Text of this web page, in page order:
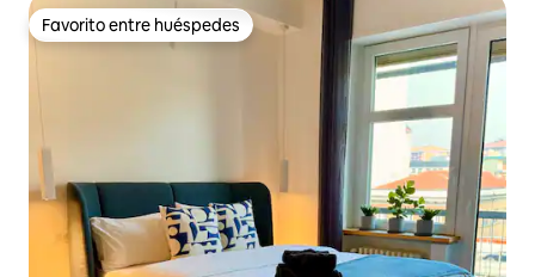
Favorito entre huéspedes
Favorito entre huéspedes